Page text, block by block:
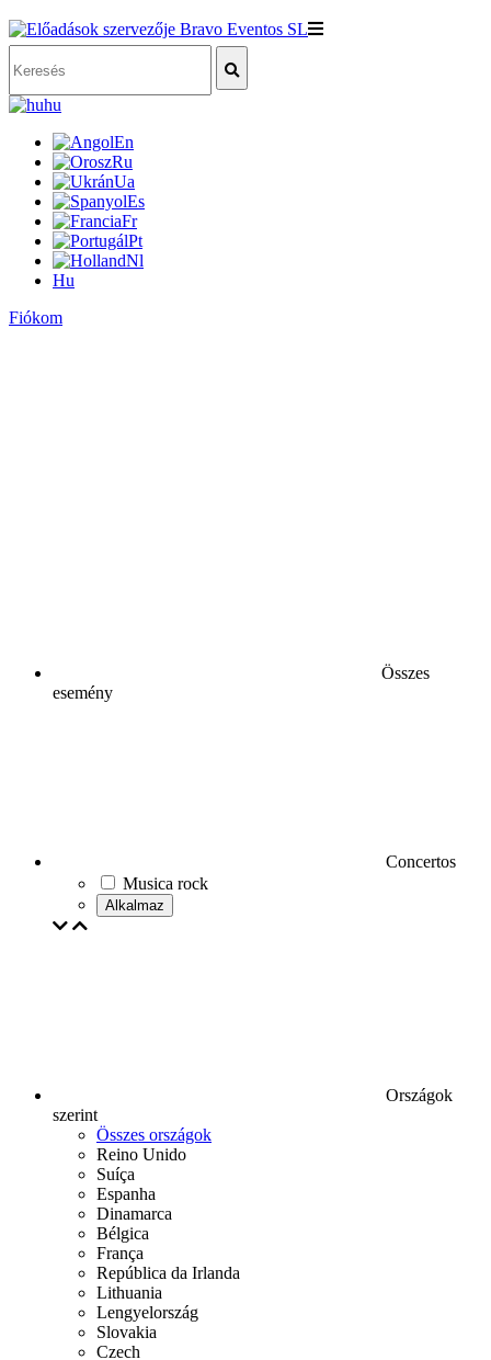
hu
En
Ru
Ua
Es
Fr
Pt
Nl
Hu
Fiókom
Összes
esemény
Concertos
Musica rock
Alkalmaz
Országok
szerint
Összes országok
Reino Unido
Suíça
Espanha
Dinamarca
Bélgica
França
República da Irlanda
Lithuania
Lengyelország
Slovakia
Czech